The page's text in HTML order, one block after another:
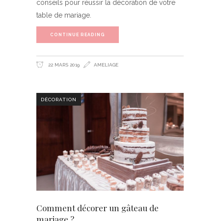
conseils pour réussir la décoration de votre
table de mariage.
CONTINUE READING
22 MARS 2019 AMELIAGE
DÉCORATION
Comment décorer un gâteau de